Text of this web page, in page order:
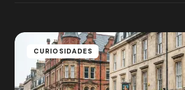
CURIOSIDADES